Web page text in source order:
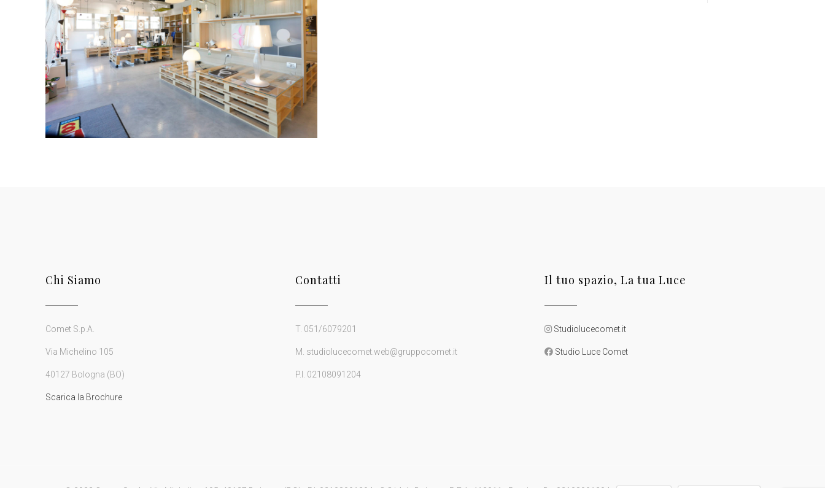
Chi Siamo
Comet S.p.A.
Via Michelino 105
40127 Bologna (BO)
Scarica la Brochure
Contatti
T. 051/6079201
M. studiolucecomet.web@gruppocomet.it
P.I. 02108091204
Il tuo spazio, La tua Luce
Studiolucecomet.it
Studio Luce Comet